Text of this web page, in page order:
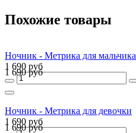
Похожие товары
Ночник - Метрика для мальчика
1 690 руб
1 690 руб
Ночник - Метрика для девочки
1 690 руб
1 690 руб